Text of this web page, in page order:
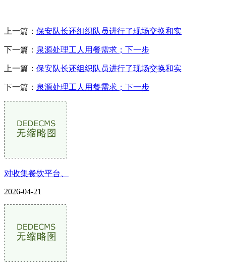
上一篇： 保安队长还组织队员进行了现场交换和实
下一篇： 泉源处理工人用餐需求；下一步
上一篇： 保安队长还组织队员进行了现场交换和实
下一篇： 泉源处理工人用餐需求；下一步
对收集餐饮平台、
2026-04-21